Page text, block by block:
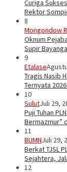
Curiga
Rektor
8
Mongondow
Oknum
Supir
9
Etalase
Tragis Nasib
Ternyata
10
SulutJuli 29,
Puji Tuhan
Bermazmur”
11
BUMNJuli 29,
Berkat TJSL
Sejahtera,
12